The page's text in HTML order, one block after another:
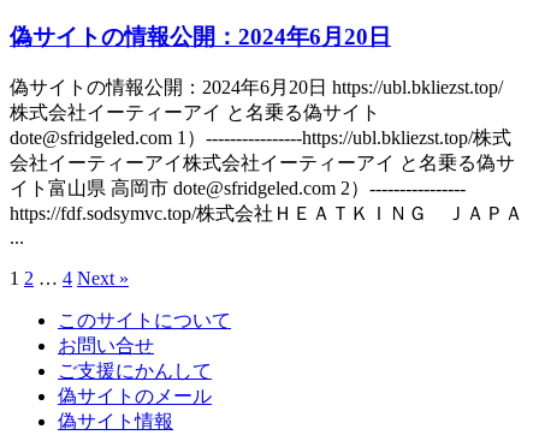
偽サイトの情報公開：2024年6月20日
偽サイトの情報公開：2024年6月20日 https://ubl.bkliezst.top/
株式会社イーティーアイ と名乗る偽サイト
dote@sfridgeled.com 1）----------------https://ubl.bkliezst.top/株式
会社イーティーアイ株式会社イーティーアイ と名乗る偽サ
イト富山県 高岡市 dote@sfridgeled.com 2）----------------
https://fdf.sodsymvc.top/株式会社ＨＥＡＴＫＩＮＧ ＪＡＰＡ
...
1 2 … 4 Next »
このサイトについて
お問い合せ
ご支援にかんして
偽サイトのメール
偽サイト情報